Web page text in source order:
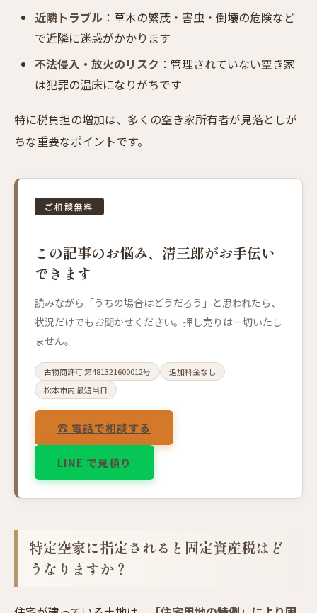
近隣トラブル ：草木の繁茂・害虫・倒壊の危険など
で近隣に迷惑がかかります
不法侵入・放火のリスク ：管理されていない空き家
は犯罪の温床になりがちです
特に税負担の増加は、多くの空き家所有者が見落としが
ちな重要なポイントです。
ご相談無料
この記事のお悩み、清三郎がお手伝い
できます
読みながら「うちの場合はどうだろう」と思われたら、
状況だけでもお聞かせください。押し売りは一切いたし
ません。
古物商許可 第481321600012号
追加料金なし
松本市内 最短当日
☎ 電話で相談する
LINE で見積り
特定空家に指定されると固定資産税はど
うなりますか？